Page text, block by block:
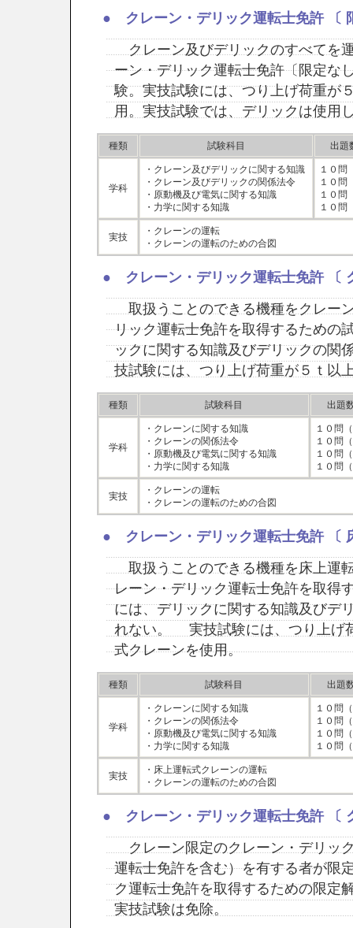
● クレーン・デリック運転士免許 〔
クレーン及びデリックのすべてを
ーン・デリック運転士免許〔限定な
験。実技試験には、つり上げ荷重が
用。実技試験では、デリックは使用
種類 試験科目 出題
学科
・クレーン及びデリックに関する知識
・クレーン及びデリックの関係法令
・原動機及び電気に関する知識
・力学に関する知識
１０問
１０問
１０問
１０問
実技
・クレーンの運転
・クレーンの運転のための合図
● クレーン・デリック運転士免許 〔
取扱うことのできる機種をクレー
リック運転士免許を取得するための
ックに関する知識及びデリックの関
技試験には、つり上げ荷重が５ｔ以
種類 試験科目 出題
学科
・クレーンに関する知識
・クレーンの関係法令
・原動機及び電気に関する知識
・力学に関する知識
１０問
１０問
１０問
１０問
実技
・クレーンの運転
・クレーンの運転のための合図
● クレーン・デリック運転士免許 〔
取扱うことのできる機種を床上運
レーン・デリック運転士免許を取得
には、デリックに関する知識及びデ
れない。 実技試験には、つり上げ
式クレーンを使用。
種類 試験科目 出題
学科
・クレーンに関する知識
・クレーンの関係法令
・原動機及び電気に関する知識
・力学に関する知識
１０問
１０問
１０問
１０問
実技
・床上運転式クレーンの運転
・クレーンの運転のための合図
● クレーン・デリック運転士免許 〔
クレーン限定のクレーン・デリッ
運転士免許を含む）を有する者が限
ク運転士免許を取得するための限定
実技試験は免除。